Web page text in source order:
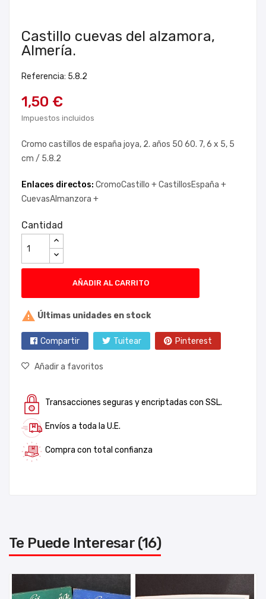
Castillo cuevas del alzamora,
Almería.
Referencia: 5.8.2
1,50 €
Impuestos incluidos
Cromo castillos de españa joya, 2. años 50 60. 7, 6 x 5, 5
cm / 5.8.2
Enlaces directos: CromoCastillo +CastillosEspaña +
CuevasAlmanzora +
Cantidad
AÑADIR AL CARRITO
 Últimas unidades en stock
Compartir Tuitear Pinterest
Añadir a favoritos
Transacciones seguras y encriptadas con SSL.
Envíos a toda la U.E.
Compra con total confianza
Te Puede Interesar (16)